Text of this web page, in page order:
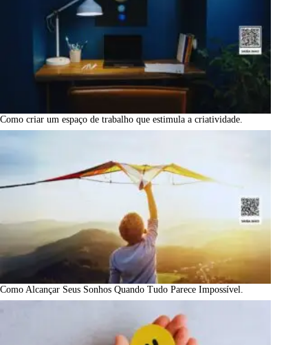
Como criar um espaço de trabalho que estimula a criatividade.
Como Alcançar Seus Sonhos Quando Tudo Parece Impossível.